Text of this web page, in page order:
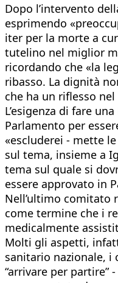
Dopo l’intervento
esprimendo
iter per la morte a
tutelino nel miglior
ricordando che «la
ribasso. La dignità
che ha un riflesso
L’esigenza di fare
Parlamento per
«escluderei - mette
sul tema, insieme a
tema sul quale si
essere approvato in
Nell’ultimo comitato
come termine che i
medicalmente
Molti gli aspetti,
sanitario nazionale, i
“arrivare per partire”